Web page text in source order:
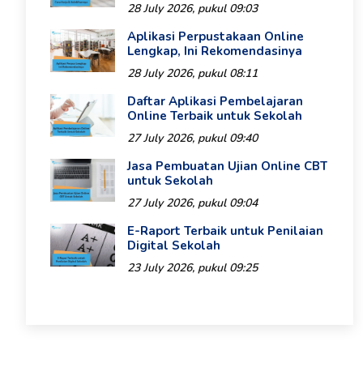
28 July 2026, pukul 09:03
Aplikasi Perpustakaan Online
Lengkap, Ini Rekomendasinya
28 July 2026, pukul 08:11
Daftar Aplikasi Pembelajaran
Online Terbaik untuk Sekolah
27 July 2026, pukul 09:40
Jasa Pembuatan Ujian Online CBT
untuk Sekolah
27 July 2026, pukul 09:04
E-Raport Terbaik untuk Penilaian
Digital Sekolah
23 July 2026, pukul 09:25